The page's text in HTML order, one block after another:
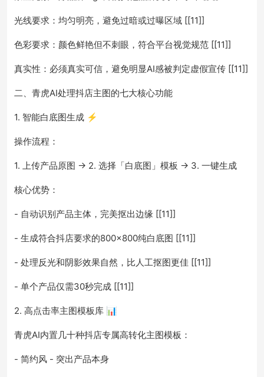
光线要求：均匀明亮，避免过暗或过曝区域 [[11]]
色彩要求：颜色鲜艳但不刺眼，符合平台视觉规范 [[11]]
真实性：必须真实可信，避免明显AI感被判定虚假宣传 [[11]]
二、青虎AI处理抖店主图的七大核心功能
1. 智能白底图生成 ⚡
操作流程：
1. 上传产品原图 → 2. 选择「白底图」模板 → 3. 一键生成
核心优势：
- 自动识别产品主体，完美抠出边缘 [[11]]
- 生成符合抖店要求的800×800纯白底图 [[11]]
- 处理反光和阴影效果自然，比人工抠图更佳 [[11]]
- 单个产品仅需30秒完成 [[11]]
2. 高点击率主图模板库 📊
青虎AI内置几十种抖店专属高转化主图模板：
- 简约风 - 突出产品本身